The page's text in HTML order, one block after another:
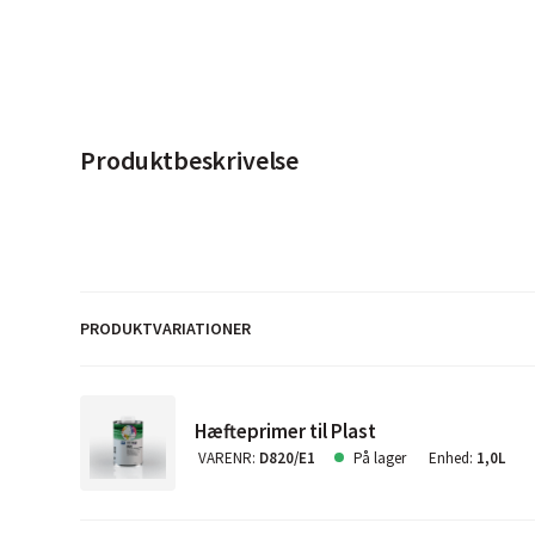
Produktbeskrivelse
PRODUKTVARIATIONER
Hæfteprimer til Plast
VARENR: D820/E1 På lager Enhed: 1,0L